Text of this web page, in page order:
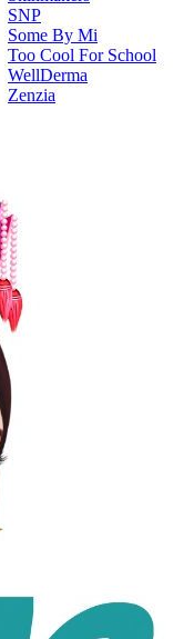
SNP
Some By Mi
Too Cool For School
WellDerma
Zenzia